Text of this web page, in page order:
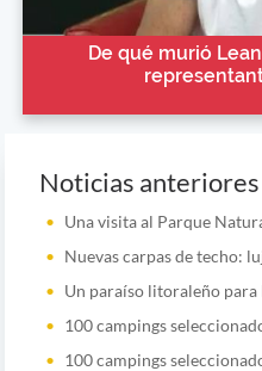
De qué murió
Noticias
Una visita al Parque
Nuevas carpas de techo:
Un paraíso litoraleño para
100 campings
100 campings